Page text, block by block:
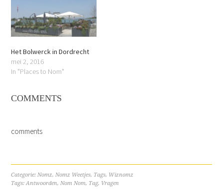
Het Bolwerck in Dordrecht
mei 2, 2016
In "Places to Nom"
COMMENTS
comments
Categorie:Nomz,Nomz Weetjes, Tags, Wiznomz
Tags:Antwoorden,Nom Nom, Tag, Vragen